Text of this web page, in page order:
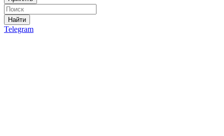
Найти
Telegram